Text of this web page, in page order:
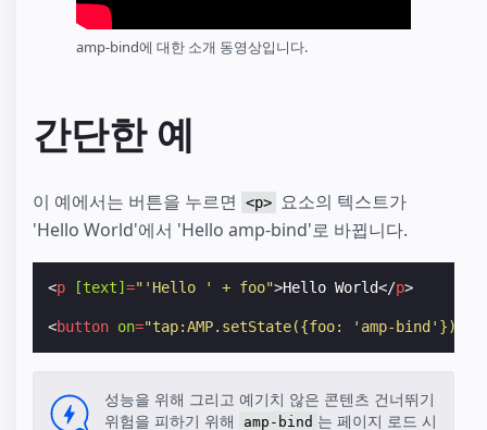
amp-bind에 대한 소개 동영상입니다.
간단한 예
이 예에서는 버튼을 누르면 <p> 요소의 텍스트가
'Hello World'에서 'Hello amp-bind'로 바뀝니다.
<p [text]="'Hello ' + foo">Hello World</p>
<button on="tap:AMP.setState({foo: 'amp-bind'})"
성능을 위해 그리고 예기치 않은 콘텐츠 건너뛰기
위험을 피하기 위해
amp-bind 는 페이지 로드 시